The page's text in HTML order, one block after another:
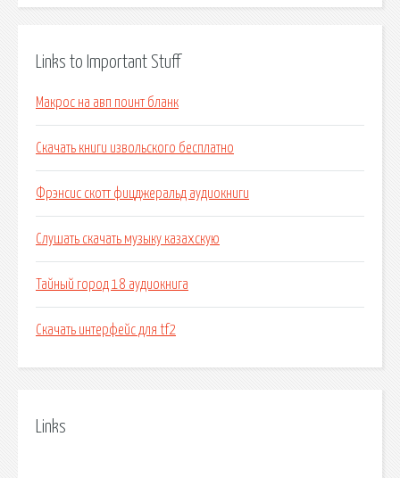
Links to Important Stuff
Макрос на авп поинт бланк
Скачать книги извольского бесплатно
Фрэнсис скотт фицджеральд аудиокниги
Слушать скачать музыку казахскую
Тайный город 18 аудиокнига
Скачать интерфейс для tf2
Links